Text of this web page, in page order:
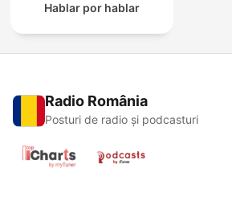
Hablar por hablar
Radio România
Posturi de radio și podcasturi